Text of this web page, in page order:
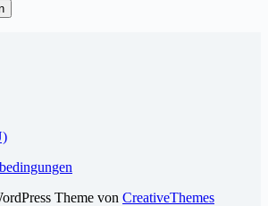
Theme von CreativeThemes